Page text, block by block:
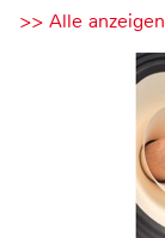
>> Alle anzeigen